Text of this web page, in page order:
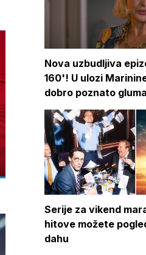
Nova uzbudljiva
160'! U ulozi
dobro poznato
Serije za vikend
hitove možete
dahu